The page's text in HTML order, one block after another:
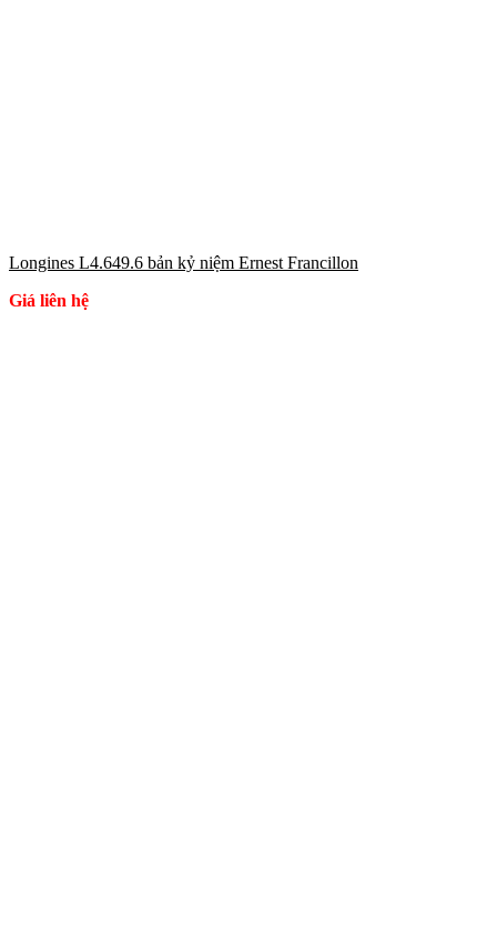
Longines L4.649.6 bản kỷ niệm Ernest Francillon
Giá liên hệ